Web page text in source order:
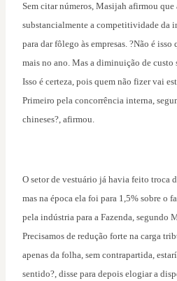
Sem citar números, Masijah afirmou que
substancialmente a competitividade da
para dar fôlego às empresas. ?Não é
mais no ano. Mas a diminuição de custo
Isso é certeza, pois quem não fizer vai
Primeiro pela concorrência interna,
chineses?, afirmou.
O setor de vestuário já havia feito troca
mas na época ela foi para 1,5% sobre o
pela indústria para a Fazenda, segundo
Precisamos de redução forte na carga
apenas da folha, sem contrapartida,
sentido?, disse para depois elogiar a